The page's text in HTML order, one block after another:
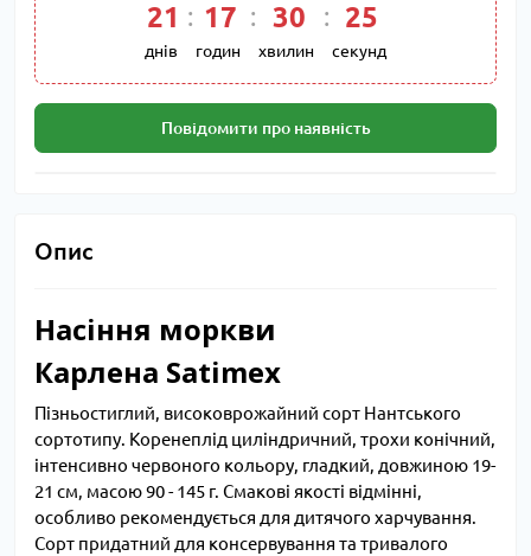
21
днів
17
годин
30
хвилин
24
секунд
Повідомити про наявність
Опис
Насіння моркви
Карлена Satimex
Пізньостиглий, високоврожайний сорт Нантського
сортотипу. Коренеплід циліндричний, трохи конічний,
інтенсивно червоного кольору, гладкий, довжиною 19-
21 см, масою 90 - 145 г. Смакові якості відмінні,
особливо рекомендується для дитячого харчування.
Сорт придатний для консервування та тривалого